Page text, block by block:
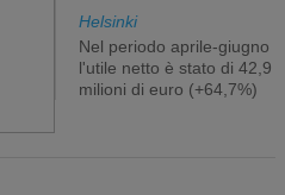
Helsinki
Nel periodo aprile-giugno
l'utile netto è stato di 42,9
milioni di euro (+64,7%)